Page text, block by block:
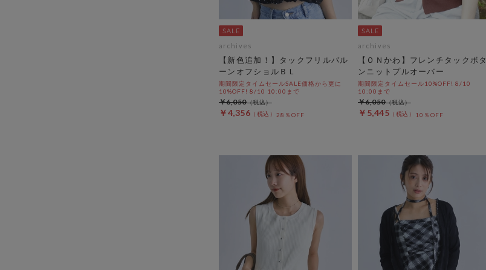
archives
【新色追加！】タックフリルバル
ーンオフショルＢＬ
期間限定タイムセールSALE価格から更に
10%OFF! 8/10 10:00まで
￥4,356 28％OFF
￥6,050
archives
【ＯＮかわ】フレンチタックボタ
ンニットプルオーバー
期間限定タイムセール10%OFF! 8/10
10:00まで
￥5,445 10％OFF
￥6,050